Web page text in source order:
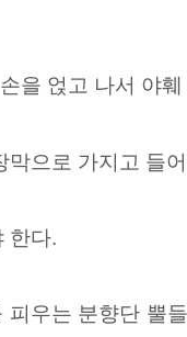
을 얹고 나서 야
막으로 가지고 들
한다.
우는 분향단 뿔